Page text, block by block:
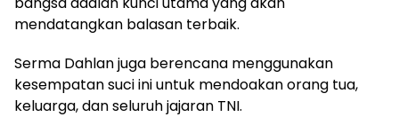
mendatangkan balasan terbaik.
Serma Dahlan juga berencana menggunakan
kesempatan suci ini untuk mendoakan orang tua,
keluarga, dan seluruh jajaran TNI.